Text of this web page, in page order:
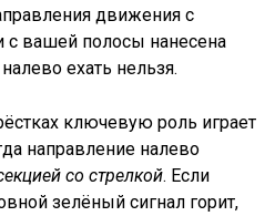
движения с
с вашей полосы нанесена
ехать нельзя.
ключевую роль играет
направление налево
со стрелкой. Если
зелёный сигнал горит,